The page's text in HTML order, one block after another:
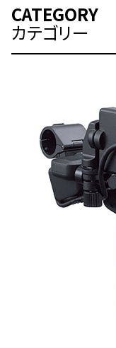
CATEGORY
カテゴリー